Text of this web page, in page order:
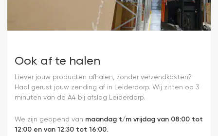
Ook af te halen
Liever jouw producten afhalen, zonder verzendkosten?
Haal gerust jouw zending af in Leiderdorp. Wij zitten op 3
minuten van de A4 bij afslag Leiderdorp.
We zijn geopend van maandag t/m vrijdag van 08:00 tot
12:00 en van 12:30 tot 16:00.